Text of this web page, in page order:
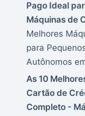
Pago Ideal
Máquinas de
Melhores
para
Autônomos
As 10
Cartão de
Completo -